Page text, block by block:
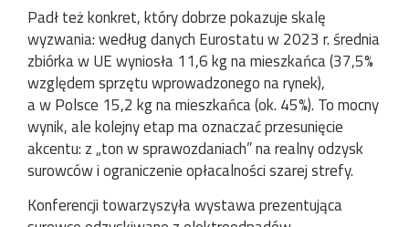
Padł też konkret, który dobrze pokazuje skalę
wyzwania: według danych Eurostatu w 2023 r. średnia
zbiórka w UE wyniosła 11,6 kg na mieszkańca (37,5%
względem sprzętu wprowadzonego na rynek),
a w Polsce 15,2 kg na mieszkańca (ok. 45%). To mocny
wynik, ale kolejny etap ma oznaczać przesunięcie
akcentu: z „ton w sprawozdaniach” na realny odzysk
surowców i ograniczenie opłacalności szarej strefy.
Konferencji towarzyszyła wystawa prezentująca